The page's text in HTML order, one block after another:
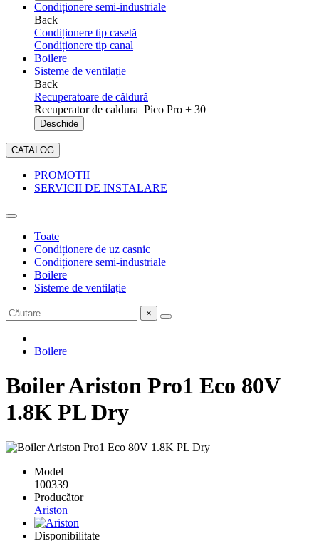
Condiționere semi-industriale
Back
Condiționere tip casetă
Condiționere tip canal
Boilere
Sisteme de ventilație
Back
Recuperatoare de căldură
Recuperator de caldura Pico Pro + 30
Deschide
CATALOG
PROMOTII
SERVICII DE INSTALARE
Toate
Condiționere de uz casnic
Condiționere semi-industriale
Boilere
Sisteme de ventilație
×
Boilere
Boiler Ariston Pro1 Eco 80V
1.8K PL Dry
Model
100339
Producător
Ariston
Disponibilitate